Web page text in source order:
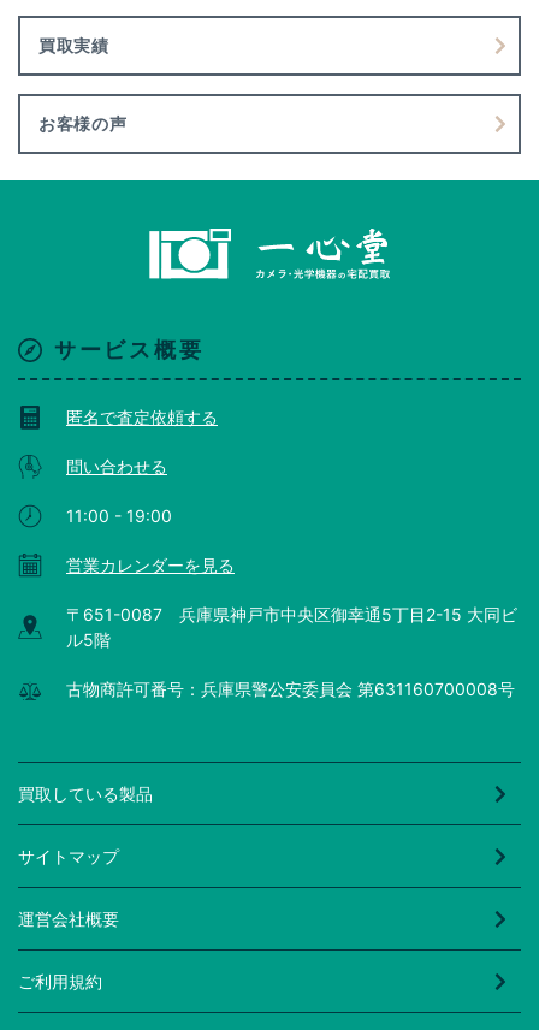
買取実績
お客様の声
サービス概要
匿名で査定依頼する
問い合わせる
11:00 - 19:00
営業カレンダーを見る
〒651-0087 兵庫県神戸市中央区御幸通5丁目2-15 大同ビ
ル5階
古物商許可番号：兵庫県警公安委員会 第631160700008号
買取している製品
サイトマップ
運営会社概要
ご利用規約